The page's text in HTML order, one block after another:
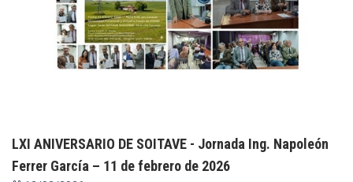
LXI ANIVERSARIO DE SOITAVE - Jornada Ing. Napoleón
Ferrer García – 11 de febrero de 2026